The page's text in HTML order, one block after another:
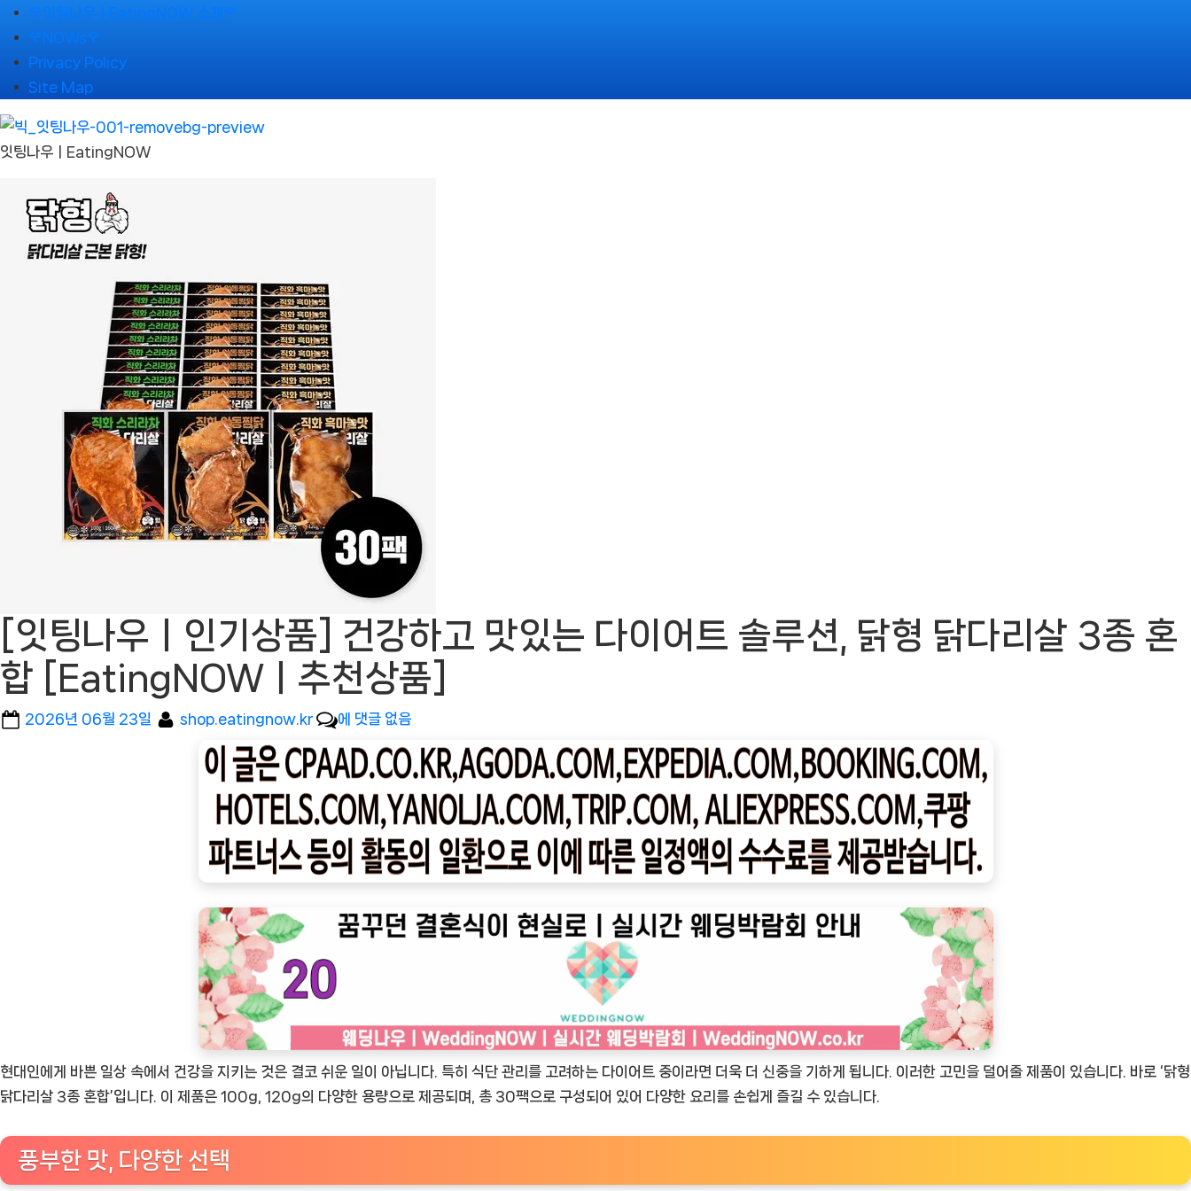
Skip
to
content
🌹잇팅나우ㅣEatingNOW 소개🌹
🌹NOWs🌹
Privacy Policy
Site Map
잇팅나우ㅣEatingNOW
[잇팅나우ㅣ인기상품] 건강하고 맛있는 다이어트 솔루션, 닭형 닭다리살 3종 혼
합 [EatingNOWㅣ추천상품]
Posted
2026년 06월 23일 By
shop.eatingnow.kr
[잇
나
우
ㅣ
인
기
품]
건
맛
있
는
이
에 댓글 없음
현대인에게 바쁜 일상 속에서 건강을 지키는 것은 결코 쉬운 일이 아닙니다. 특히 식단 관리를 고려하는 다이어트 중이라면 더욱 더 신중을 기하게 됩니다. 이러한 고민을 덜어줄 제품이 있습니다. 바로 ‘닭형
닭다리살 3종 혼합’입니다. 이 제품은 100g, 120g의 다양한 용량으로 제공되며, 총 30팩으로 구성되어 있어 다양한 요리를 손쉽게 즐길 수 있습니다.
풍부한 맛, 다양한 선택